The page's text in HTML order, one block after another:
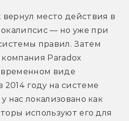
вернул место действия в
— но уже при
правил. Затем
Paradox
виде
году на системе
нас локализовано как
используют его для